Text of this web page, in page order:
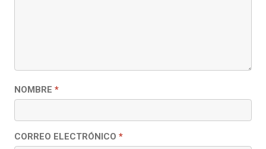
NOMBRE *
CORREO ELECTRÓNICO *